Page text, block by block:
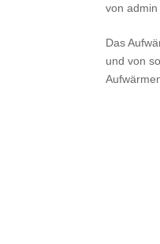
vonadmin
Das
und von